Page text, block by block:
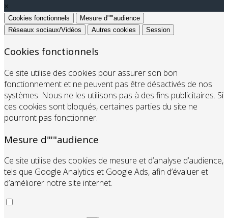
×
Cookies fonctionnels
Mesure d"'"audience
Réseaux sociaux/Vidéos
Autres cookies Session
Cookies fonctionnels
Ce site utilise des cookies pour assurer son bon
fonctionnement et ne peuvent pas être désactivés de nos
systèmes. Nous ne les utilisons pas à des fins publicitaires. Si
ces cookies sont bloqués, certaines parties du site ne
pourront pas fonctionner.
Mesure d"'"audience
Ce site utilise des cookies de mesure et d’analyse d’audience,
tels que Google Analytics et Google Ads, afin d’évaluer et
d’améliorer notre site internet.